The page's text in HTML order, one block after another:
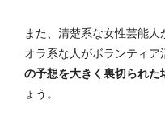
また、清楚系な女性芸能
オラ系な人がボランティア
の予想を大きく裏切られ
ょう。